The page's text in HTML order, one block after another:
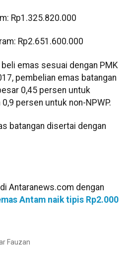
Rp1.325.820.000
Rp2.651.600.000
emas sesuai dengan PMK
pembelian emas batangan
0,45 persen untuk
persen untuk non-NPWP.
batangan disertai dengan
Antaranews.com dengan
Antam naik tipis Rp2.000
Fauzan